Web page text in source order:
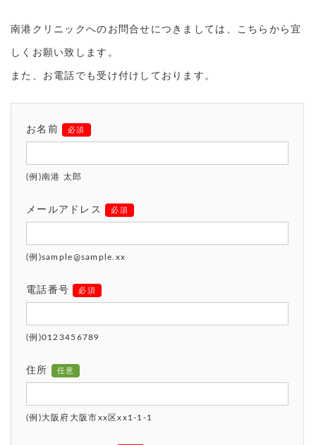
南港クリニックへのお問合せにつきましては、こちらから宜
しくお願い致します。
また、お電話でも受け付けしております。
お名前 必須
(例)南港 太郎
メールアドレス 必須
(例)sample@sample.xx
電話番号 必須
(例)0123456789
住所 任意
(例)大阪府大阪市xx区xx1-1-1